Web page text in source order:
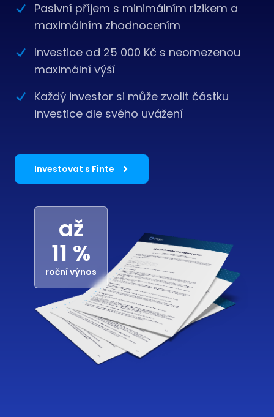
Pasivní příjem s minimálním rizikem a
maximálním zhodnocením
Investice od 25 000 Kč s neomezenou
maximální výší
Každý investor si může zvolit částku
investice dle svého uvážení
Investovat s Finte
až
11 %
roční výnos